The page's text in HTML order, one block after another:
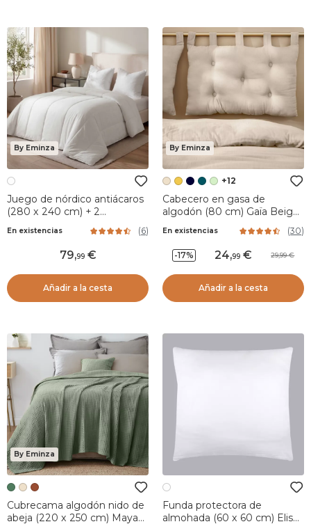
By Eminza
Juego de nórdico antiácaros
(280 x 240 cm) + 2
Comète Blanco
En existencias (6)
79,99
Añadir a la cesta
By Eminza
+12
Cabecero en gasa de
algodón (80 cm) Gaïa Beige
En existencias (30)
-17% 24,99 29,99
Añadir a la cesta
By Eminza
Cubrecama algodón nido de
abeja (220 x 250 cm) Maya
Funda protectora de
almohada (60 x 60 cm) Elisa